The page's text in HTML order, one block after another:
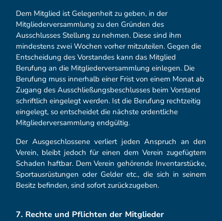
Dem Mitglied ist Gelegenheit zu geben, in der
Mitgliederversammlung zu den Gründen des
Ausschlusses Stellung zu nehmen. Diese sind ihm
mindestens zwei Wochen vorher mitzuteilen. Gegen die
Entscheidung des Vorstandes kann das Mitglied
Berufung an die Mitgliederversammlung einlegen. Die
Berufung muss innerhalb einer Frist von einem Monat ab
Zugang des Ausschließungsbeschlusses beim Vorstand
schriftlich eingelegt werden. Ist die Berufung rechtzeitig
eingelegt, so entscheidet die nächste ordentliche
Mitgliederversammlung endgültig.
Der Ausgeschlossene verliert jeden Anspruch an den
Verein, bleibt jedoch für einen dem Verein zugefügtem
Schaden haftbar. Dem Verein gehörende Inventarstücke,
Sportausrüstungen oder Gelder etc., die sich in seinem
Besitz befinden, sind sofort zurückzugeben.
7. Rechte und Pflichten der Mitglieder